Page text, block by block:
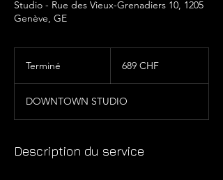
Studio - Rue des Vieux-Grenadiers 10, 1205
Genève, GE
Terminé
m
i
é
suisses
689 CHF
DOWNTOWN STUDIO
Description du service